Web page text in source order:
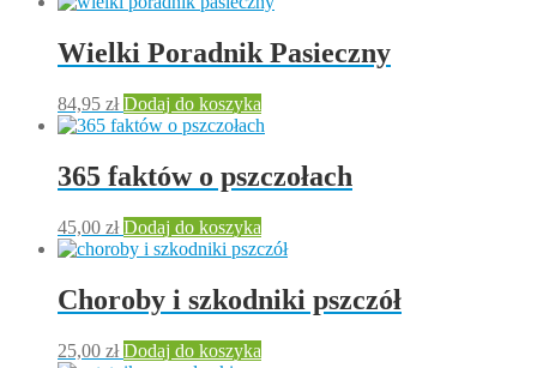
Wielki Poradnik Pasieczny
84,95 zł Dodaj do koszyka
365 faktów o pszczołach
45,00 zł Dodaj do koszyka
Choroby i szkodniki pszczół
25,00 zł Dodaj do koszyka